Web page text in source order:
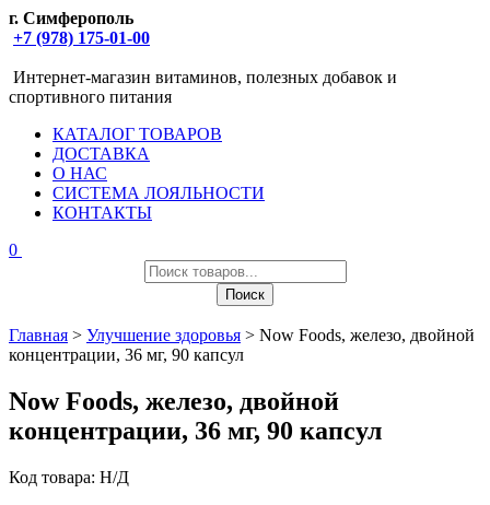
г. Симферополь
+7 (978) 175-01-00
Интернет-магазин витаминов, полезных добавок и
спортивного питания
КАТАЛОГ ТОВАРОВ
ДОСТАВКА
О НАС
СИСТЕМА ЛОЯЛЬНОСТИ
КОНТАКТЫ
0
Поиск
товаров
Поиск
Главная > Улучшение здоровья > Now Foods, железо, двойной
концентрации, 36 мг, 90 капсул
Now Foods, железо, двойной
концентрации, 36 мг, 90 капсул
Код товара: Н/Д